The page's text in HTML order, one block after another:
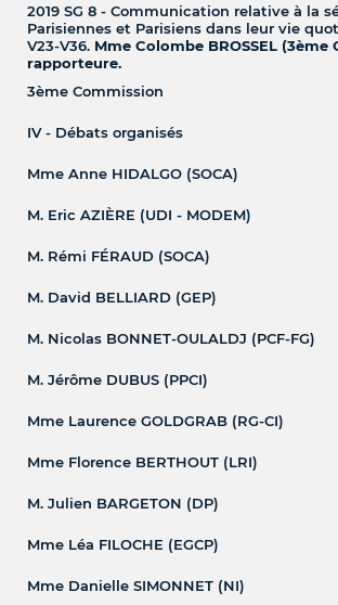
2019 SG 8 - Communication relative à la
Parisiennes et Parisiens dans leur vie
V23-V36. Mme Colombe BROSSEL (3ème
rapporteure.
3ème Commission
IV - Débats organisés
Mme Anne HIDALGO (SOCA)
M. Eric AZIÈRE (UDI - MODEM)
M. Rémi FÉRAUD (SOCA)
M. David BELLIARD (GEP)
M. Nicolas BONNET-OULALDJ (PCF-FG)
M. Jérôme DUBUS (PPCI)
Mme Laurence GOLDGRAB (RG-CI)
Mme Florence BERTHOUT (LRI)
M. Julien BARGETON (DP)
Mme Léa FILOCHE (EGCP)
Mme Danielle SIMONNET (NI)